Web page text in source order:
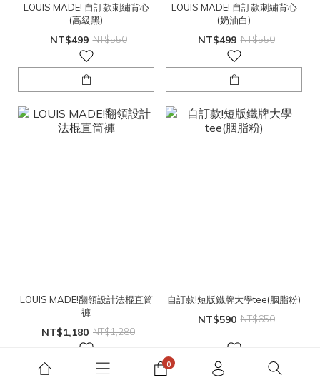
LOUIS MADE! 自訂款刺繡背心
(高級黑)
NT$499 NT$550
LOUIS MADE! 自訂款刺繡背心
(奶油白)
NT$499 NT$550
LOUIS MADE!翻領設計法棍直筒
褲
NT$1,180 NT$1,280
自訂款!短版鐵牌大學tee(胭脂粉)
NT$590 NT$650